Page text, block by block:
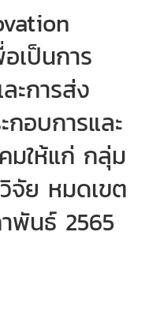
เป็นการ
การส่ง
กอบการและ
มให้แก่ กลุ่ม
จัย หมดเขต
พันธ์ 2565